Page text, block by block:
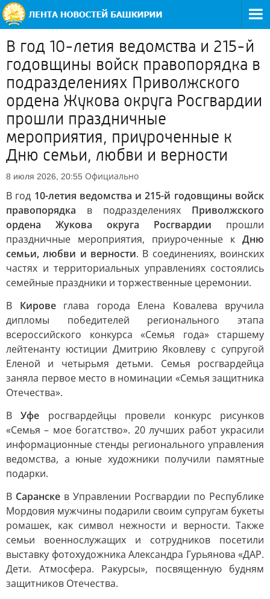
В год 10-летия ведомства и 215-й
годовщины войск правопорядка в
подразделениях Приволжского
ордена Жукова округа Росгвардии
прошли праздничные
мероприятия, приуроченные к
Дню семьи, любви и верности
8 июля 2026, 20:55 Официально
В год 10-летия ведомства и 215-й годовщины войск
правопорядка в подразделениях Приволжского
ордена Жукова округа Росгвардии прошли
праздничные мероприятия, приуроченные к Дню
семьи, любви и верности. В соединениях, воинских
частях и территориальных управлениях состоялись
семейные праздники и торжественные церемонии.
В Кировеглава города Елена Ковалева вручила
дипломы победителей регионального этапа
всероссийского конкурса «Семья года» старшему
лейтенанту юстиции Дмитрию Яковлеву с супругой
Еленой и четырьмя детьми. Семья росгвардейца
заняла первое место в номинации «Семья защитника
Отечества».
ВУфе росгвардейцы провели конкурс рисунков
«Семья – мое богатство». 20 лучших работ украсили
информационные стенды регионального управления
ведомства, а юные художники получили памятные
подарки.
В Саранске в Управлении Росгвардии по Республике
Мордовия мужчины подарили своим супругам букеты
ромашек, как символ нежности и верности. Также
семьи военнослужащих и сотрудников посетили
выставку фотохудожника Александра Гурьянова «ДАР.
Дети. Атмосфера. Ракурсы», посвященную будням
защитников Отечества.